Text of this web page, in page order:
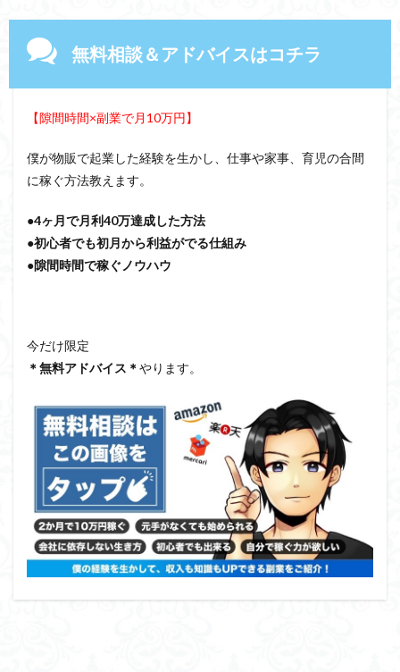
無料相談＆アドバイスはコチラ
【隙間時間×副業で月10万円】
僕が物販で起業した経験を生かし、仕事や家事、育児の合間
に稼ぐ方法教えます。
●4ヶ月で月利40万達成した方法
●初心者でも初月から利益がでる仕組み
●隙間時間で稼ぐノウハウ
今だけ限定
＊無料アドバイス＊やります。